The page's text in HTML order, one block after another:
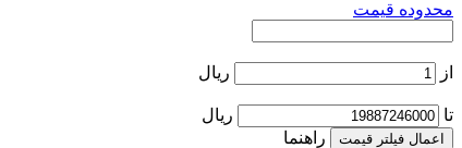
محدوده قیمت
از ریال
تا ریال
اعمال فیلتر قیمت
راهنما